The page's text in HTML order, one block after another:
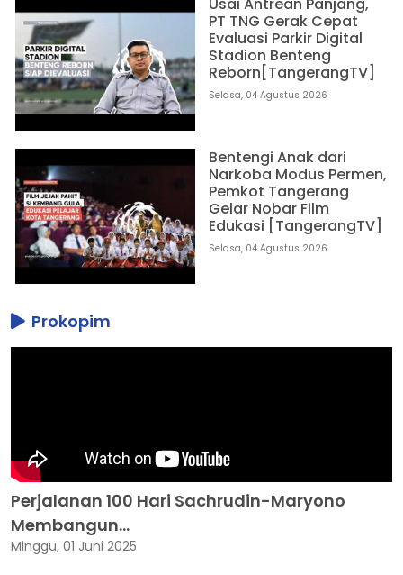
Usai Antrean Panjang,
PT TNG Gerak Cepat
Evaluasi Parkir Digital
Stadion Benteng
Reborn[TangerangTV]
Selasa, 04 Agustus 2026
Bentengi Anak dari
Narkoba Modus Permen,
Pemkot Tangerang
Gelar Nobar Film
Edukasi [TangerangTV]
Selasa, 04 Agustus 2026
Prokopim
Perjalanan 100 Hari Sachrudin-Maryono
Membangun...
Minggu, 01 Juni 2025